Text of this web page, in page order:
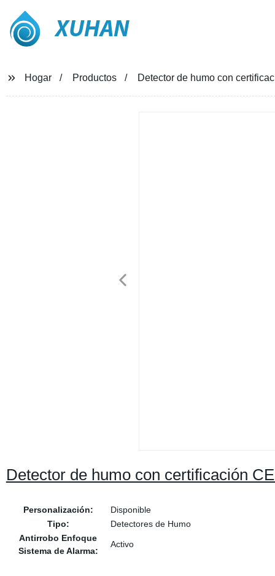
XUHAN
Hogar Productos Detector de humo con
Detector de humo con certificación
Personalización:
Disponible
Tipo:
Detectores de Humo
Antirrobo Enfoque
Sistema de Alarma:
Activo